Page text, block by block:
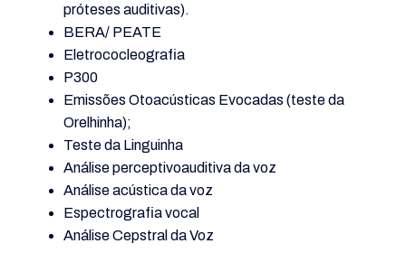
próteses auditivas).
BERA/ PEATE
Eletrococleografia
P300
Emissões Otoacústicas Evocadas (teste da
Orelhinha);
Teste da Linguinha
Análise perceptivoauditiva da voz
Análise acústica da voz
Espectrografia vocal
Análise Cepstral da Voz